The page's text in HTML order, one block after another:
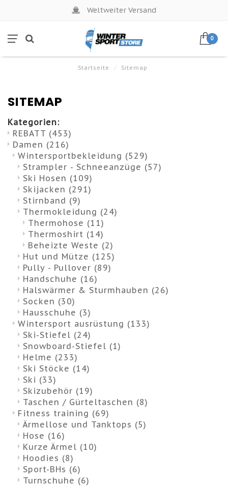
Weltweiter Versand
0
Startseite / Sitemap
SITEMAP
Kategorien:
REBATT (453)
Damen (216)
Wintersportbekleidung (529)
Strampler - Schneeanzüge (57)
Ski Hosen (109)
Skijacken (291)
Stirnband (9)
Thermokleidung (24)
Thermohose (11)
Thermoshirt (14)
Beheizte Weste (2)
Hut und Mütze (125)
Pully - Pullover (89)
Handschuhe (16)
Halswärmer & Sturmhauben (26)
Socken (30)
Hausschuhe (3)
Wintersport ausrüstung (133)
Ski-Stiefel (24)
Snowboard-Stiefel (1)
Helme (233)
Ski Stöcke (14)
Ski (33)
Skizubehör (19)
Taschen / Gürteltaschen (8)
Fitness training (69)
Ärmellose und Tanktops (5)
Hose (16)
Kurze Ärmel (10)
Hoodies (8)
Sport-BHs (6)
Turnschuhe (6)